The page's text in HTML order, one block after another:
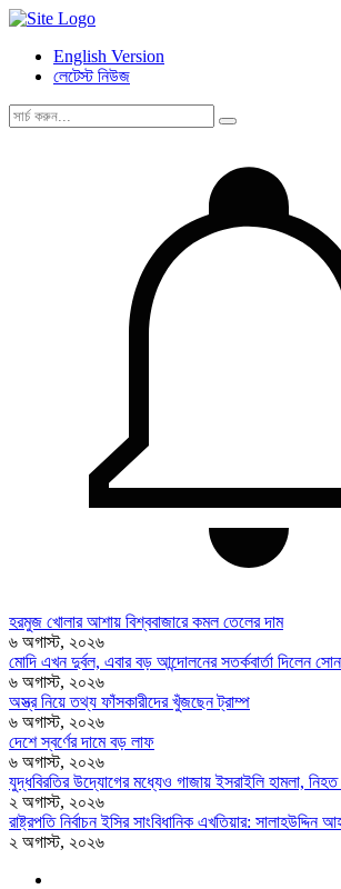
English Version
লেটেস্ট নিউজ
হরমুজ খোলার আশায় বিশ্ববাজারে কমল তেলের দাম
৬ অগাস্ট, ২০২৬
মোদি এখন দুর্বল, এবার বড় আন্দোলনের সতর্কবার্তা দিলেন
৬ অগাস্ট, ২০২৬
অস্ত্র নিয়ে তথ্য ফাঁসকারীদের খুঁজছেন ট্রাম্প
৬ অগাস্ট, ২০২৬
দেশে স্বর্ণের দামে বড় লাফ
৬ অগাস্ট, ২০২৬
যুদ্ধবিরতির উদ্যোগের মধ্যেও গাজায় ইসরাইলি হামলা,
২ অগাস্ট, ২০২৬
রাষ্ট্রপতি নির্বাচন ইসির সাংবিধানিক এখতিয়ার: সালাহউদ্দিন
২ অগাস্ট, ২০২৬